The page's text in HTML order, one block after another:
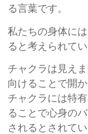
る言葉です。
私たちの身体に
ると考えられてい
チャクラは見え
向けることで開
チャクラには特
ることで心身の
されるとされてい